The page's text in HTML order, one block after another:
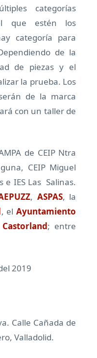
categorías
que estén los
categoría para
de la
de piezas y el
la prueba. Los
de la marca
con un taller de
de CEIP Ntra
CEIP Miguel
e IES Las Salinas.
, ASPAS, la
, elAyuntamiento
Castorland; entre
2019
Calle Cañada de
Valladolid.